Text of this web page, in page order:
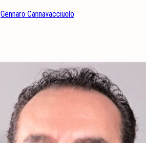
Gennaro Cannavacciuolo